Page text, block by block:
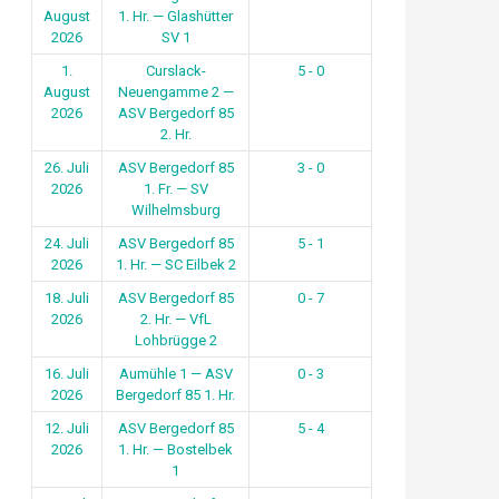
August
2026
1. Hr. — Glashütter
SV 1
1.
August
2026
Curslack-
Neuengamme 2 —
ASV Bergedorf 85
2. Hr.
5 - 0
26. Juli
2026
ASV Bergedorf 85
1. Fr. — SV
Wilhelmsburg
3 - 0
24. Juli
2026
ASV Bergedorf 85
1. Hr. — SC Eilbek 2
5 - 1
18. Juli
2026
ASV Bergedorf 85
2. Hr. — VfL
Lohbrügge 2
0 - 7
16. Juli
2026
Aumühle 1 — ASV
Bergedorf 85 1. Hr.
0 - 3
12. Juli
2026
ASV Bergedorf 85
1. Hr. — Bostelbek
1
5 - 4